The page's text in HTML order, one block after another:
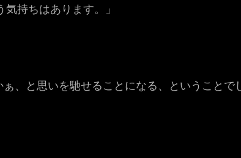
持ちはあります。」
、と思いを馳せることになる、ということで